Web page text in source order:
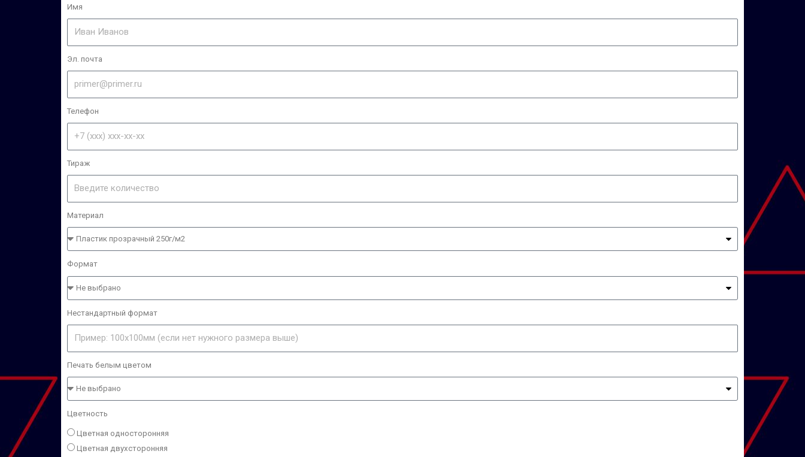
Имя
Эл. почта
Телефон
Тираж
Материал
Формат
Нестандартный формат
Печать белым цветом
Цветность
Цветная односторонняя
Цветная двухсторонняя